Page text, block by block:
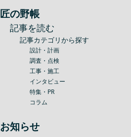
匠の野帳
記事を読む
記事カテゴリから探す
設計・計画
調査・点検
工事・施工
インタビュー
特集・PR
コラム
お知らせ